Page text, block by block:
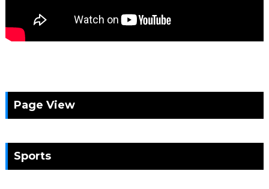
Page View
Sports